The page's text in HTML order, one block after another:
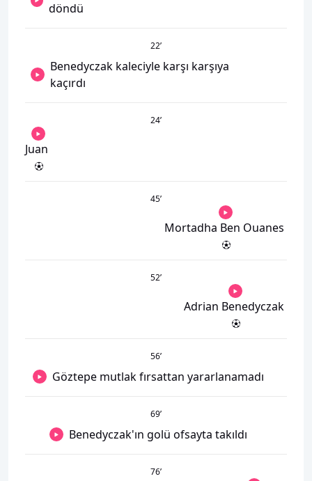
döndü
22’
Benedyczak kaleciyle karşı karşıya
kaçırdı
24’
Juan
45’
Mortadha Ben Ouanes
52’
Adrian Benedyczak
56’
Göztepe mutlak fırsattan yararlanamadı
69’
Benedyczak'ın golü ofsayta takıldı
76’